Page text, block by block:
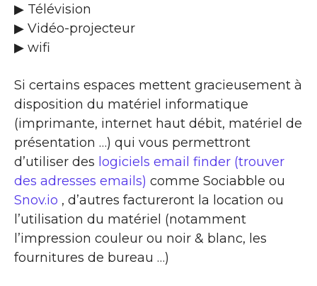
▶ Télévision
▶ Vidéo-projecteur
▶ wifi
Si certains espaces mettent gracieusement à
disposition du matériel informatique
(imprimante, internet haut débit, matériel de
présentation …) qui vous permettront
d’utiliser des logiciels email finder (trouver
des adresses emails) comme Sociabble ou
Snov.io , d’autres factureront la location ou
l’utilisation du matériel (notamment
l’impression couleur ou noir & blanc, les
fournitures de bureau …)